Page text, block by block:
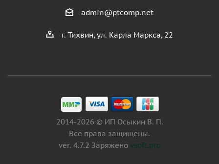
admin@ptcomp.net
г. Тихвин, ул. Карла Маркса, 22
2014-2026 © ИП Осыкин В. П.
Все права защищены.
ver. 4.7.2 Заряжено vsoft.pro